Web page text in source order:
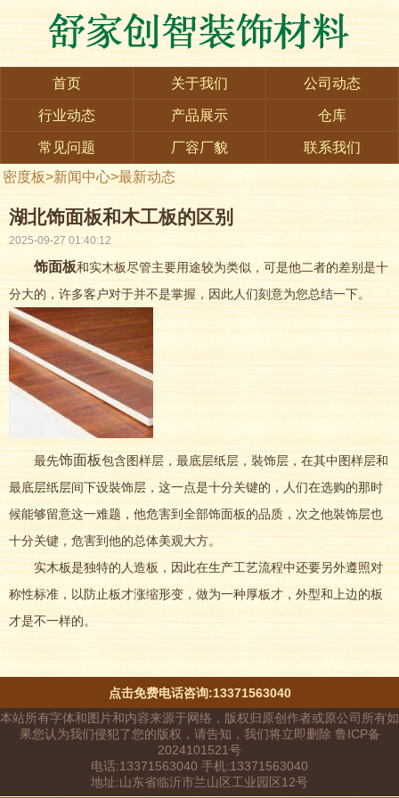
首页 关于我们 公司动态
行业动态 产品展示 仓库
常见问题 厂容厂貌
联系我们
密度板>新闻中心>最新动态
湖北饰面板和木工板的区别
2025-09-27 01:40:12
饰面板和实木板尽管主要用途较为类似，可是他二者的差别是十
分大的，许多客户对于并不是掌握，因此人们刻意为您总结一下。
最先饰面板包含图样层，最底层纸层，裝饰层，在其中图样层和
最底层纸层间下设裝饰层，这一点是十分关键的，人们在选购的那时
候能够留意这一难题，他危害到全部饰面板的品质，次之他裝饰层也
十分关键，危害到他的总体美观大方。
实木板是独特的人造板，因此在生产工艺流程中还要另外遵照对
称性标准，以防止板才涨缩形变，做为一种厚板才，外型和上边的板
才是不一样的。
点击免费电话咨询:13371563040
本站所有字体和图片和内容来源于网络，版权归原创作者或原公司所有如
果您认为我们侵犯了您的版权，请告知，我们将立即删除 鲁ICP备
2024101521号
电话:13371563040 手机:13371563040
地址:山东省临沂市兰山区工业园区12号